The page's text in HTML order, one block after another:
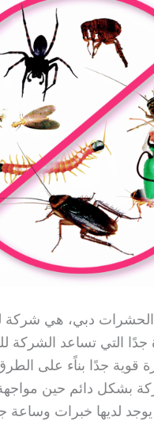
دبي، هي شركة
جدًا التي تساعد الشركة
قوية جدًا بناًء على
بشكل دائم حين
لديها خبرات وساعة